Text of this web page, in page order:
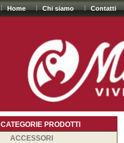
Home Chi siamo Contatti
CATEGORIE PRODOTTI
ACCESSORI